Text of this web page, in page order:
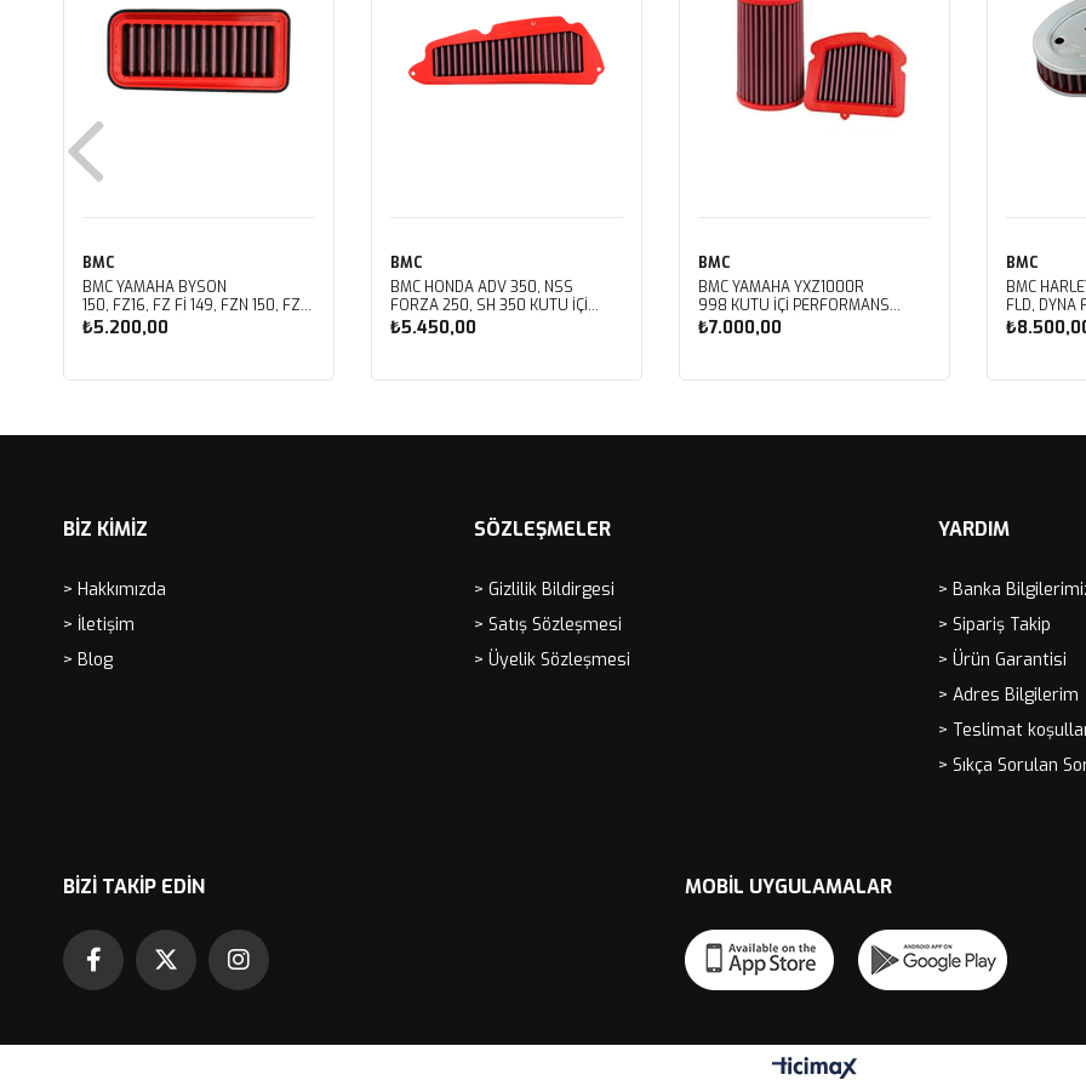
BMC
BMC YAMAHA BYSON
150, FZ16, FZ FI 149, FZN 150, FZS
FI V3 KUTU İÇİ PERFORMANS
HAVA FİLTRESİ FM01147
₺5.200,00
BMC
BMC HONDA ADV 350, NSS
FORZA 250, SH 350 KUTU İÇİ
PERFORMANS HAVA FİLTRESİ
₺5.450,00
BMC
BMC YAMAHA YXZ1000R
998 KUTU İÇİ PERFORMANS
HAVA FİLTRESİ FM01128
₺7.000,00
BMC
BMC
FLD, DYNA
FXDBB,
FXDF,
FM01123
BİZ KİMİZ
> Hakkımızda
> İletişim
> Blog
SÖZLEŞMELER
> Gizlilik Bildirgesi
> Satış Sözleşmesi
> Üyelik Sözleşmesi
YARDIM
> Banka
> Sipariş Takip
> Ürün Garantisi
> Adres Bilgilerim
> Teslimat
> Sıkça Sorulan
BIZI TAKIP EDIN MOBIL UYGULAMALAR